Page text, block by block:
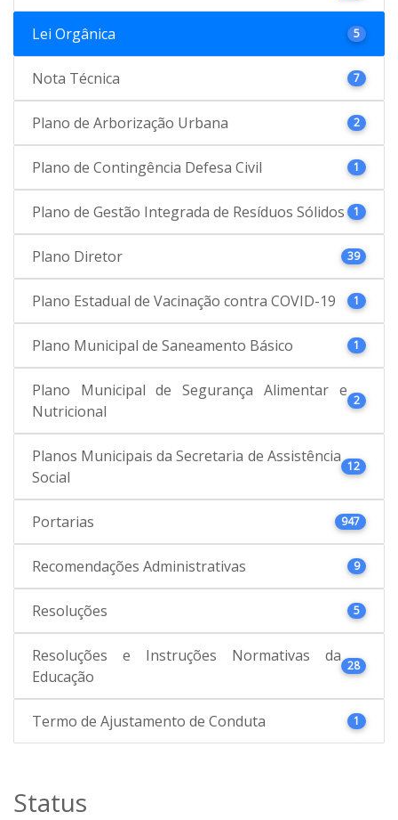
Lei Orgânica 5
Nota Técnica 7
Plano de Arborização Urbana 2
Plano de Contingência Defesa Civil 1
Plano de Gestão Integrada de Resíduos Sólidos 1
Plano Diretor 39
Plano Estadual de Vacinação contra COVID-19 1
Plano Municipal de Saneamento Básico 1
Plano Municipal de Segurança Alimentar e
Nutricional
2
Planos Municipais da Secretaria de Assistência
Social
12
Portarias 947
Recomendações Administrativas 9
Resoluções 5
Resoluções e Instruções Normativas da
Educação
28
Termo de Ajustamento de Conduta 1
Status